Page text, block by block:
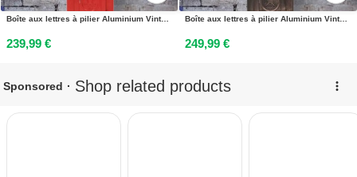
Boîte aux lettres à pilier Aluminium Vintage antirouille Rouge
239,99 €
Boîte aux lettres à pilier Aluminium Vintage Bronze antirouille
249,99 €